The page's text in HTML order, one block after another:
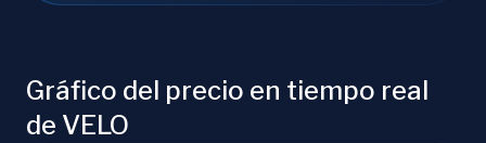
Gráfico del precio en tiempo real
de VELO